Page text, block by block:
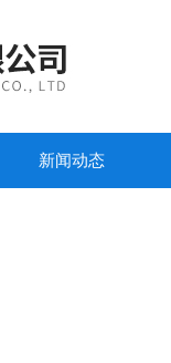
新闻动态